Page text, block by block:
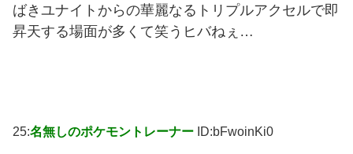
ばきユナイトからの華麗なるトリプルアクセルで即
昇天する場面が多くて笑うヒバねぇ…
25:名無しのポケモントレーナー ID:bFwoinKi0